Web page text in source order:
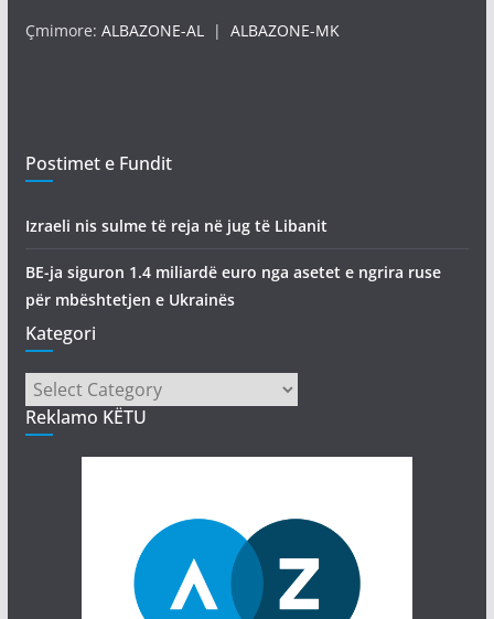
Çmimore: ALBAZONE-AL | ALBAZONE-MK
Postimet e Fundit
Izraeli nis sulme të reja në jug të Libanit
BE-ja siguron 1.4 miliardë euro nga asetet e ngrira ruse
për mbështetjen e Ukrainës
Kategori
Kategori
Reklamo KËTU